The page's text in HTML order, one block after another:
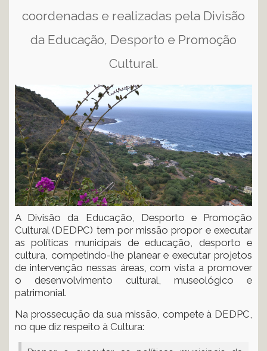
coordenadas e realizadas pela Divisão
da Educação, Desporto e Promoção
Cultural.
A Divisão da Educação, Desporto e Promoção
Cultural (DEDPC) tem por missão propor e executar
as políticas municipais de educação, desporto e
cultura, competindo-lhe planear e executar projetos
de intervenção nessas áreas, com vista a promover
o desenvolvimento cultural, museológico e
patrimonial.
Na prossecução da sua missão, compete à DEDPC,
no que diz respeito à Cultura: